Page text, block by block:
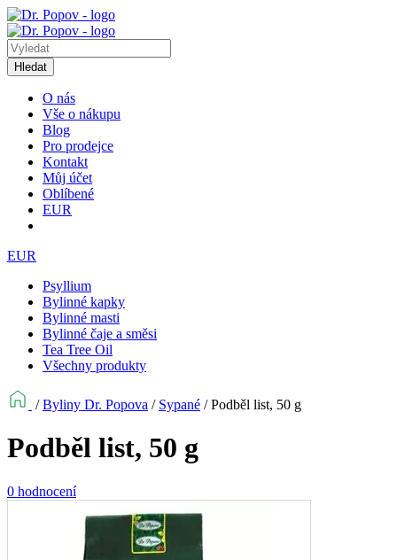
Hledat
O nás
Vše o nákupu
Blog
Pro prodejce
Kontakt
Můj účet
Oblíbené
EUR
EUR
Psyllium
Bylinné kapky
Bylinné masti
Bylinné čaje a směsi
Tea Tree Oil
Všechny produkty
/Byliny Dr. Popova / Sypané /Podběl list, 50 g
Podběl list, 50 g
0 hodnocení